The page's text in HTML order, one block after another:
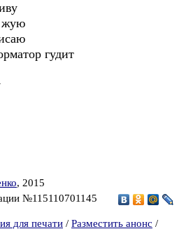
жую
гудит
, 2015
№115110701145
для печати / Разместить анонс /